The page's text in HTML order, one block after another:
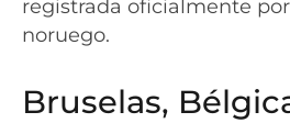
registrada oficialmente
noruego.
Bruselas,